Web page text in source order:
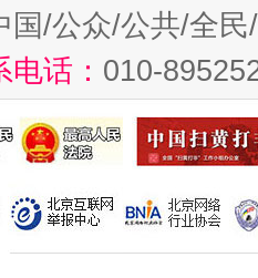
国/公众/公共/全
话： 010-